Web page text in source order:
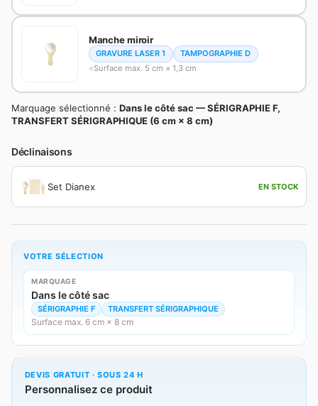
Manche miroir
GRAVURE LASER 1
TAMPOGRAPHIE D
Surface max. 5 cm × 1,3 cm
Marquage sélectionné : Dans le côté sac — SÉRIGRAPHIE F,
TRANSFERT SÉRIGRAPHIQUE (6 cm × 8 cm)
Déclinaisons
Set Dianex EN STOCK
VOTRE SÉLECTION
MARQUAGE
Dans le côté sac
SÉRIGRAPHIE F TRANSFERT SÉRIGRAPHIQUE
Surface max. 6 cm × 8 cm
DEVIS GRATUIT · SOUS 24 H
Personnalisez ce produit